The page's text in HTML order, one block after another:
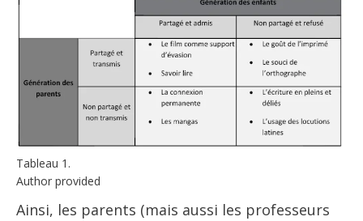
Tableau 1.
Author provided
Ainsi, les parents (mais aussi les professeurs